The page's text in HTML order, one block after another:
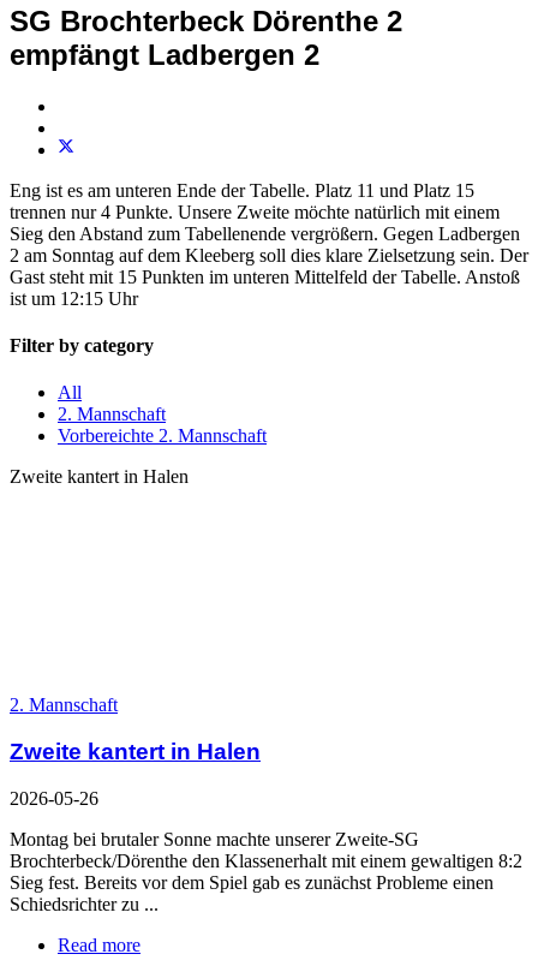
SG Brochterbeck Dörenthe 2
empfängt Ladbergen 2
Eng ist es am unteren Ende der Tabelle. Platz 11 und Platz 15
trennen nur 4 Punkte. Unsere Zweite möchte natürlich mit einem
Sieg den Abstand zum Tabellenende vergrößern. Gegen Ladbergen
2 am Sonntag auf dem Kleeberg soll dies klare Zielsetzung sein. Der
Gast steht mit 15 Punkten im unteren Mittelfeld der Tabelle. Anstoß
ist um 12:15 Uhr
Filter by category
All
2. Mannschaft
Vorbereichte 2. Mannschaft
Zweite kantert in Halen
2. Mannschaft
Zweite kantert in Halen
2026-05-26
Montag bei brutaler Sonne machte unserer Zweite-SG
Brochterbeck/Dörenthe den Klassenerhalt mit einem gewaltigen 8:2
Sieg fest. Bereits vor dem Spiel gab es zunächst Probleme einen
Schiedsrichter zu ...
Read more